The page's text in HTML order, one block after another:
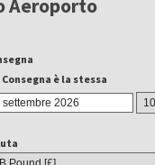
Aeroporto
Consegna è la stessa